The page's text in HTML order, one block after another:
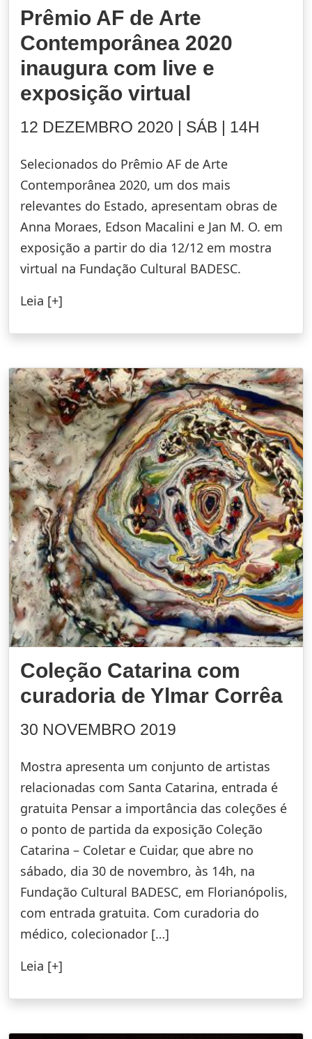
Prêmio AF de Arte
Contemporânea 2020
inaugura com live e
exposição virtual
12 DEZEMBRO 2020 | SÁB | 14H
Selecionados do Prêmio AF de Arte
Contemporânea 2020, um dos mais
relevantes do Estado, apresentam obras de
Anna Moraes, Edson Macalini e Jan M. O. em
exposição a partir do dia 12/12 em mostra
virtual na Fundação Cultural BADESC.
Leia [+]
Coleção Catarina com
curadoria de Ylmar Corrêa
30 NOVEMBRO 2019
Mostra apresenta um conjunto de artistas
relacionadas com Santa Catarina, entrada é
gratuita Pensar a importância das coleções é
o ponto de partida da exposição Coleção
Catarina – Coletar e Cuidar, que abre no
sábado, dia 30 de novembro, às 14h, na
Fundação Cultural BADESC, em Florianópolis,
com entrada gratuita. Com curadoria do
médico, colecionador […]
Leia [+]